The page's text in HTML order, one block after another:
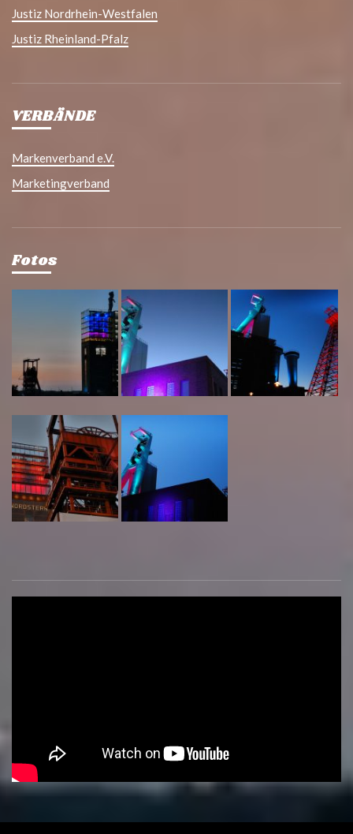
Justiz Nordrhein-Westfalen
Justiz Rheinland-Pfalz
VERBÄNDE
Markenverband e.V.
Marketingverband
Fotos